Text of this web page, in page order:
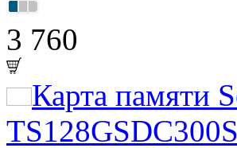
3 760
Карта памяти